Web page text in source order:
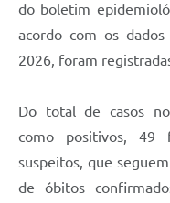
do boletim
acordo com os
2026, foram
Do total de casos
como positivos, 49
suspeitos, que
de óbitos